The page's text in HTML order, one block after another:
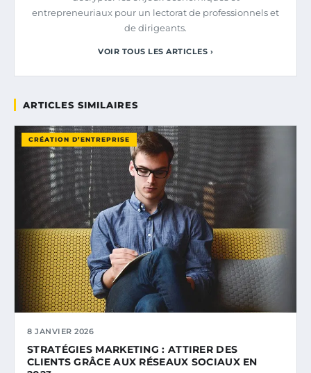
entrepreneuriaux pour un lectorat de professionnels et
de dirigeants.
VOIR TOUS LES ARTICLES ›
ARTICLES SIMILAIRES
CRÉATION D’ENTREPRISE
8 JANVIER 2026
STRATÉGIES MARKETING : ATTIRER DES
CLIENTS GRÂCE AUX RÉSEAUX SOCIAUX EN